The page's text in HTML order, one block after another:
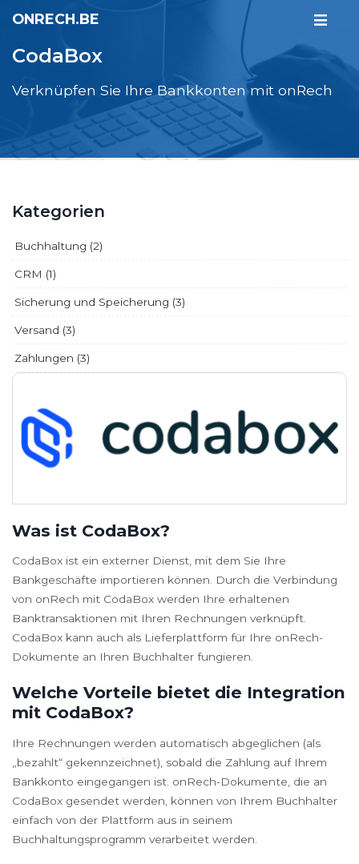
ONRECH.BE
CodaBox
Verknüpfen Sie Ihre Bankkonten mit onRech
Kategorien
Buchhaltung (2)
CRM (1)
Sicherung und Speicherung (3)
Versand (3)
Zahlungen (3)
Was ist CodaBox?
CodaBox ist ein externer Dienst, mit dem Sie Ihre
Bankgeschäfte importieren können. Durch die Verbindung
von onRech mit CodaBox werden Ihre erhaltenen
Banktransaktionen mit Ihren Rechnungen verknüpft.
CodaBox kann auch als Lieferplattform für Ihre onRech-
Dokumente an Ihren Buchhalter fungieren.
Welche Vorteile bietet die Integration
mit CodaBox?
Ihre Rechnungen werden automatisch abgeglichen (als
„bezahlt“ gekennzeichnet), sobald die Zahlung auf Ihrem
Bankkonto eingegangen ist. onRech-Dokumente, die an
CodaBox gesendet werden, können von Ihrem Buchhalter
einfach von der Plattform aus in seinem
Buchhaltungsprogramm verarbeitet werden.